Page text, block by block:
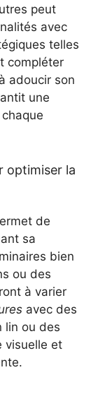
peut
avec
telles
compléter
adoucir son
une
optimiser la
de
sa
bien
ou des
à varier
avec des
lin ou des
visuelle et